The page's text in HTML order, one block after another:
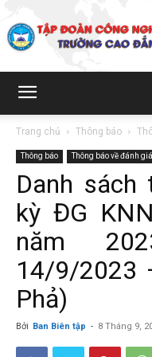
Trường
Than
Trang chủ Thông báo
Thông báo Thông báo về đánh
Danh
kỳ ĐG
năm
14/9/2023
Phả)
Bởi Ban Biên tập - 8 Tháng 9,